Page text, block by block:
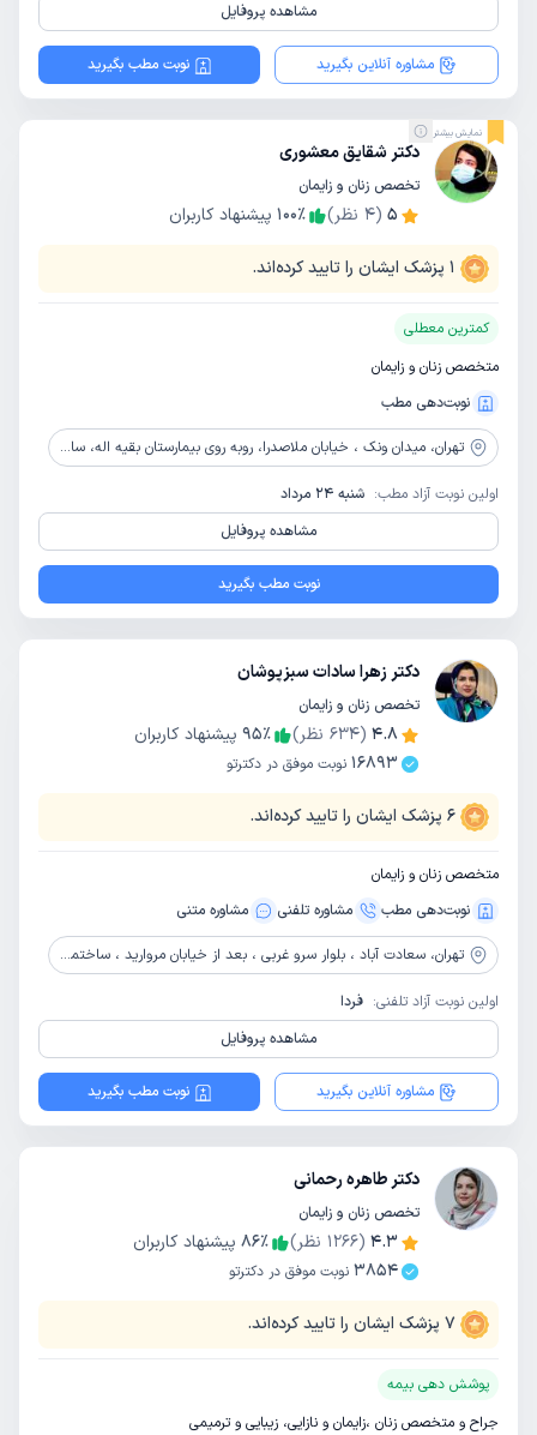
مشاهده پروفایل
مشاوره آنلاین بگیرید نوبت مطب بگیرید
نمایش بیشتر
دکتر شقایق معشوری
تخصص زنان و زایمان
5
(
4 نظر) 100٪ پیشنهاد کاربران
1 پزشک ایشان را تایید کرده‌اند.
کمترین معطلی
متخصص زنان و زایمان
نوبت‌دهی مطب
تهران، میدان ونک ، خیابان ملاصدرا، روبه روی بیمارستان بقیه اله، ساختمان پزشکان امید، طبقه 3، واحد 6
اولین نوبت آزاد مطب: شنبه 24 مرداد
مشاهده پروفایل
نوبت مطب بگیرید
دکتر زهرا سادات سبزپوشان
تخصص زنان و زایمان
4.8
(
634 نظر) 95٪
پیشنهاد کاربران
16893 نوبت موفق در دکترتو
6 پزشک ایشان را تایید کرده‌اند.
متخصص زنان و زایمان
نوبت‌دهی مطب
مشاوره‌ تلفنی مشاوره‌ متنی
تهران، سعادت آباد ، بلوار سرو غربی ، بعد از خیابان مروارید ، ساختمان پزشکان سرو سبز، پلاک 33، طبقه 3
اولین نوبت آزاد تلفنی: فردا
مشاهده پروفایل
مشاوره آنلاین بگیرید نوبت مطب بگیرید
دکتر طاهره رحمانی
تخصص زنان و زایمان
4.3
(
1266 نظر) 86٪
پیشنهاد کاربران
3854 نوبت موفق در دکترتو
7 پزشک ایشان را تایید کرده‌اند.
پوشش دهی بیمه
جراح و متخصص زنان ،زایمان و نازایی، زیبایی و ترمیمی